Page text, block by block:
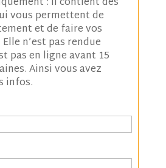
vous permettent de
et de faire vos
n’est pas rendue
pas en ligne avant 15
Ainsi vous avez
infos.